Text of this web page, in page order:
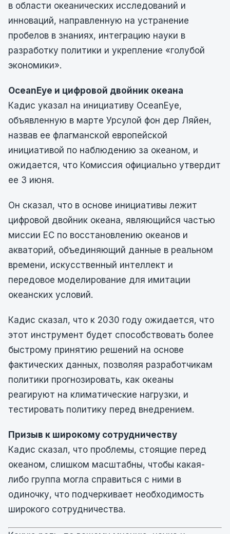
в области океанических исследований и
инноваций, направленную на устранение
пробелов в знаниях, интеграцию науки в
разработку политики и укрепление «голубой
экономики».
OceanEye и цифровой двойник океана
Кадис указал на инициативу OceanEye,
объявленную в марте Урсулой фон дер Ляйен,
назвав ее флагманской европейской
инициативой по наблюдению за океаном, и
ожидается, что Комиссия официально утвердит
ее 3 июня.
Он сказал, что в основе инициативы лежит
цифровой двойник океана, являющийся частью
миссии ЕС по восстановлению океанов и
акваторий, объединяющий данные в реальном
времени, искусственный интеллект и
передовое моделирование для имитации
океанских условий.
Кадис сказал, что к 2030 году ожидается, что
этот инструмент будет способствовать более
быстрому принятию решений на основе
фактических данных, позволяя разработчикам
политики прогнозировать, как океаны
реагируют на климатические нагрузки, и
тестировать политику перед внедрением.
Призыв к широкому сотрудничеству
Кадис сказал, что проблемы, стоящие перед
океаном, слишком масштабны, чтобы какая-
либо группа могла справиться с ними в
одиночку, что подчеркивает необходимость
широкого сотрудничества.